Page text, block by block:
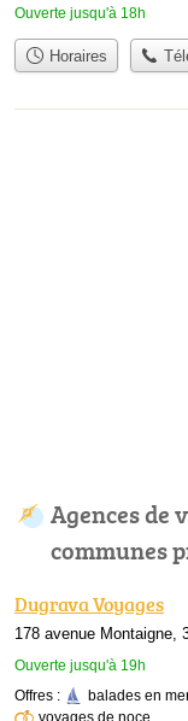
Ouverte jusqu'à 18h
Horaires
Agences de
communes
Dugrava Voyages
178 avenue Montaigne,
Ouverte jusqu'à 19h
Offres : balades en mer